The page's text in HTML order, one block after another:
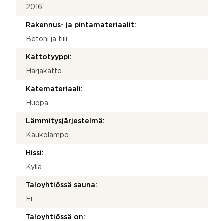
2016
Rakennus- ja pintamateriaalit:
Betoni ja tiili
Kattotyyppi:
Harjakatto
Katemateriaali:
Huopa
Lämmitysjärjestelmä:
Kaukolämpö
Hissi:
Kyllä
Taloyhtiössä sauna:
Ei
Taloyhtiössä on: